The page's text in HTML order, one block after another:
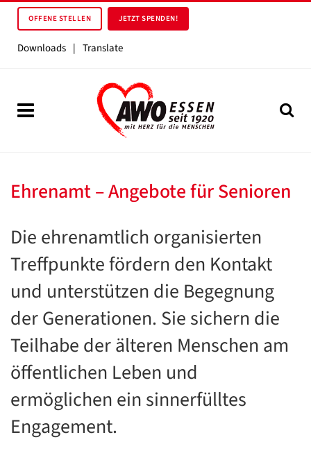
OFFENE STELLEN JETZT SPENDEN!
Downloads | Translate
Ehrenamt – Angebote für Senioren
Die ehrenamtlich organisierten
Treffpunkte fördern den Kontakt
und unterstützen die Begegnung
der Generationen. Sie sichern die
Teilhabe der älteren Menschen am
öffentlichen Leben und
ermöglichen ein sinnerfülltes
Engagement.